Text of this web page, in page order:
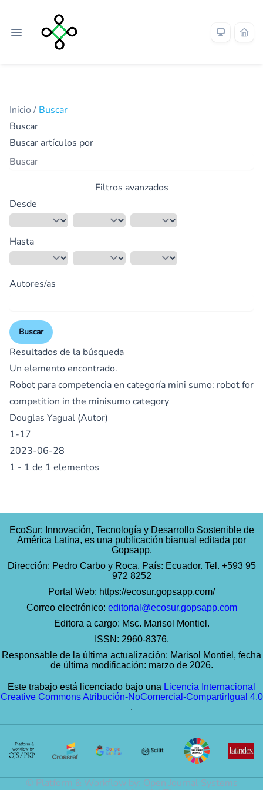
Inicio / Buscar
Buscar
Buscar artículos por
Filtros avanzados
Desde
Hasta
Autores/as
Buscar
Resultados de la búsqueda
Un elemento encontrado.
Robot para competencia en categoría mini sumo: robot for
competition in the minisumo category
Douglas Yagual (Autor)
1-17
2023-06-28
1 - 1 de 1 elementos
EcoSur: Innovación, Tecnología y Desarrollo Sostenible de
América Latina, es una publicación bianual editada por
Gopsapp.
Dirección: Pedro Carbo y Roca. País: Ecuador. Tel. +593 95
972 8252
Portal Web: https://ecosur.gopsapp.com/
Correo electrónico: editorial@ecosur.gopsapp.com
Editora a cargo: Msc. Marisol Montiel.
ISSN: 2960-8376.
Responsable de la última actualización: Marisol Montiel, fecha
de última modificación: marzo de 2026.
Este trabajo está licenciado bajo una Licencia Internacional
Creative Commons Atribución-NoComercial-CompartirIgual 4.0
.
© Platform & Workflow by: Open Journal Systems